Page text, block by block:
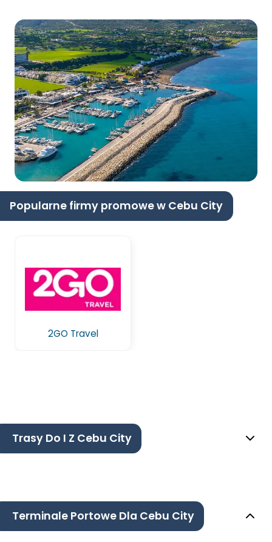
Popularne firmy promowe w Cebu City
2GO Travel
Trasy Do I Z Cebu City
Terminale Portowe Dla Cebu City